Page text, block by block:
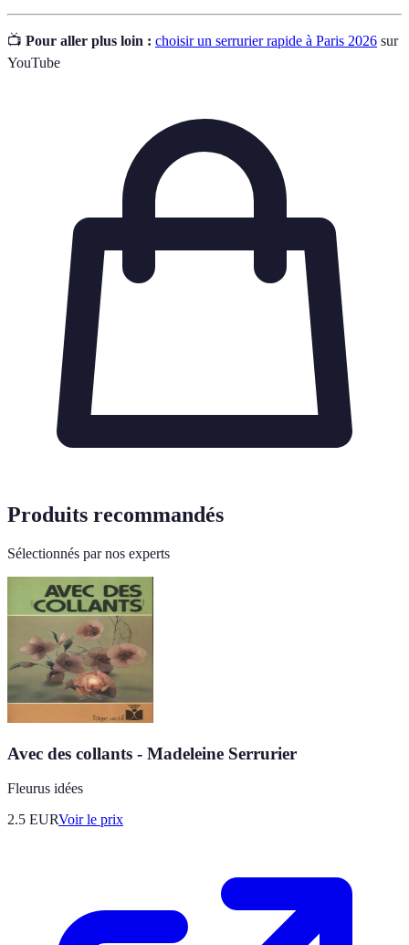
📺 Pour aller plus loin : choisir un serrurier rapide à Paris 2026 sur
YouTube
Produits recommandés
Sélectionnés par nos experts
Avec des collants - Madeleine Serrurier
Fleurus idées
2.5 EURVoir le prix